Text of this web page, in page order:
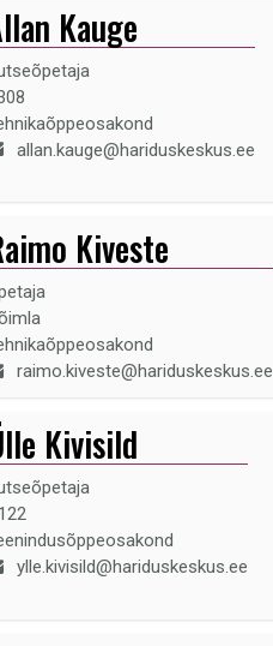
Kauge
allan.kauge@hariduskeskus.ee
Kiveste
raimo.kiveste@hariduskeskus.ee
Kivisild
ylle.kivisild@hariduskeskus.ee